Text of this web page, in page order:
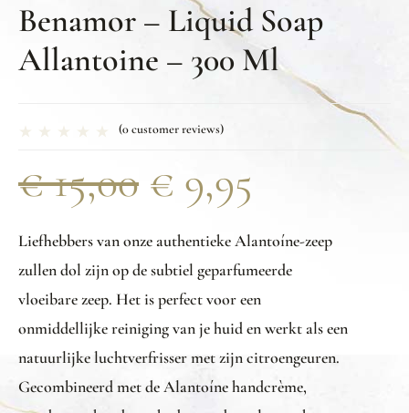
Benamor – Liquid Soap
Allantoine – 300 Ml
(0customer reviews)
€15,00 € 9,95
Liefhebbers van onze authentieke Alantoíne-zeep
zullen dol zijn op de subtiel geparfumeerde
vloeibare zeep. Het is perfect voor een
onmiddellijke reiniging van je huid en werkt als een
natuurlijke luchtverfrisser met zijn citroengeuren.
Gecombineerd met de Alantoíne handcrème,